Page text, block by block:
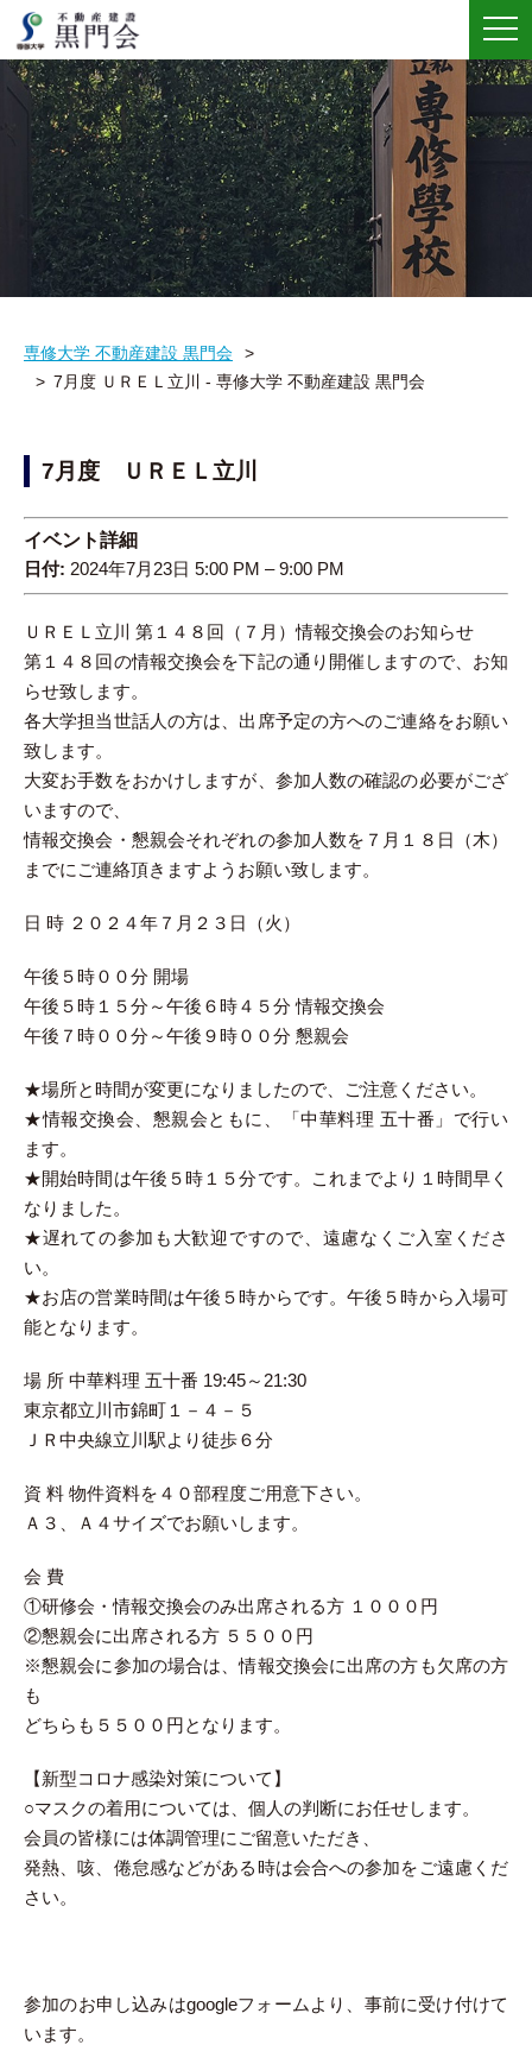
メ
ュ
専修大学 不動産建設 黒門会
7月度 ＵＲＥＬ立川 - 専修大学 不動産建設 黒門会
7月度 ＵＲＥＬ立川
イベント詳細
日付: 2024年7月23日 5:00 PM –9:00 PM
ＵＲＥＬ立川 第１４８回（７月）情報交換会のお知らせ
第１４８回の情報交換会を下記の通り開催しますので、お知
らせ致します。
各大学担当世話人の方は、出席予定の方へのご連絡をお願い
致します。
大変お手数をおかけしますが、参加人数の確認の必要がござ
いますので、
情報交換会・懇親会それぞれの参加人数を７月１８日（木）
までにご連絡頂きますようお願い致します。
日 時 ２０２４年７月２３日（火）
午後５時００分 開場
午後５時１５分～午後６時４５分 情報交換会
午後７時００分～午後９時００分 懇親会
★場所と時間が変更になりましたので、ご注意ください。
★情報交換会、懇親会ともに、「中華料理 五十番」で行い
ます。
★開始時間は午後５時１５分です。これまでより１時間早く
なりました。
★遅れての参加も大歓迎ですので、遠慮なくご入室くださ
い。
★お店の営業時間は午後５時からです。午後５時から入場可
能となります。
場 所 中華料理 五十番 19:45～21:30
東京都立川市錦町１－４－５
ＪＲ中央線立川駅より徒歩６分
資 料 物件資料を４０部程度ご用意下さい。
Ａ３、Ａ４サイズでお願いします。
会 費
①研修会・情報交換会のみ出席される方 １０００円
②懇親会に出席される方 ５５００円
※懇親会に参加の場合は、情報交換会に出席の方も欠席の方
も
どちらも５５００円となります。
【新型コロナ感染対策について】
○マスクの着用については、個人の判断にお任せします。
会員の皆様には体調管理にご留意いただき、
発熱、咳、倦怠感などがある時は会合への参加をご遠慮くだ
さい。
参加のお申し込みはgoogleフォームより、事前に受け付けて
います。